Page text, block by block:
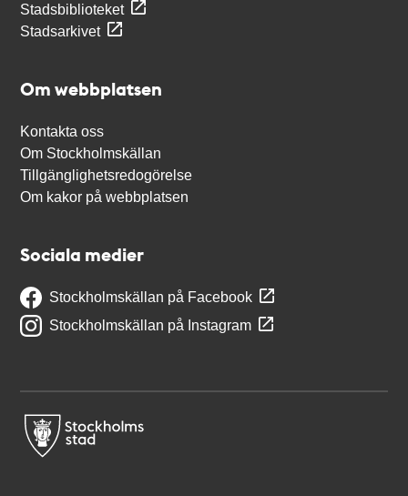
Stadsbiblioteket
Stadsarkivet
Om webbplatsen
Kontakta oss
Om Stockholmskällan
Tillgänglighetsredogörelse
Om kakor på webbplatsen
Sociala medier
Stockholmskällan på Facebook
Stockholmskällan på Instagram